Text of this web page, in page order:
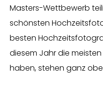
Masters-Wettbewerb
schönsten
besten
diesem Jahr die
haben, stehen ganz